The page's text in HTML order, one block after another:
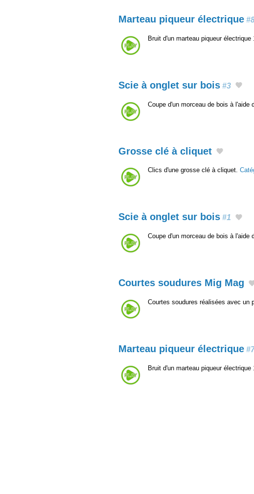
Marteau piqueur électrique
Bruit d'un marteau piqueur électrique
Scie à onglet sur bois #3
Coupe d'un morceau de bois à l'aide
Grosse clé à cliquet
Clics d'une grosse clé à cliquet.
Scie à onglet sur bois #1
Coupe d'un morceau de bois à l'aide
Courtes soudures Mig Mag
Courtes soudures réalisées avec un
Marteau piqueur électrique
Bruit d'un marteau piqueur électrique